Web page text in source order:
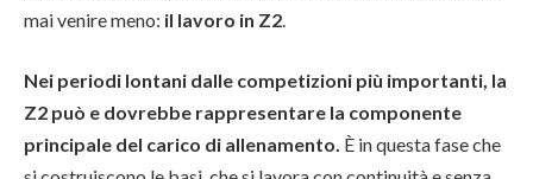
mai venire meno: il lavoro in Z2
Nei periodi lontani dalle competizioni più importanti, la
Z2 può e dovrebbe rappresentare la componente
principale del carico di allenamento. È in questa fase che